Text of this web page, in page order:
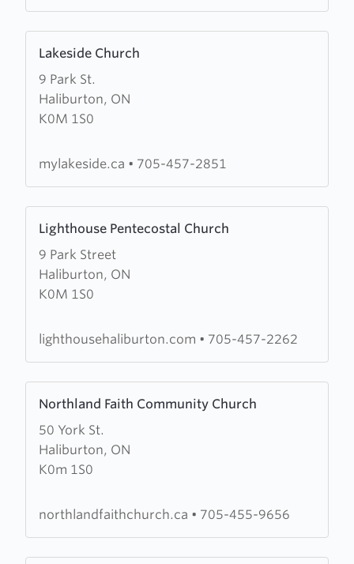
Lakeside Church
9 Park St.
Haliburton, ON
K0M 1S0
more
about
Lakeside
Church
mylakeside.ca • 705-457-2851
Lighthouse Pentecostal Church
9 Park Street
Haliburton, ON
K0M 1S0
more
about
Lighthouse
Pentecostal
lighthousehaliburton.com • 705-457-2262
Northland Faith Community Church
50 York St.
Haliburton, ON
K0m 1S0
more
about
Northland
Faith
Church
northlandfaithchurch.ca • 705-455-9656